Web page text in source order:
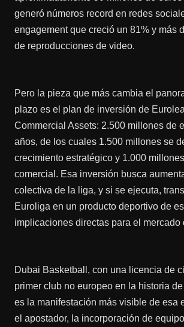
generó números record en redes
engagement que creció un 81% y más
de reproducciones de video.
Pero la pieza que más cambia el
plazo es el plan de inversión de
Commercial Assets: 2.500 millones de
años, de los cuales 1.500 millones se
crecimiento estratégico y 1.000
comercial. Esa inversión busca
colectiva de la liga, y si se ejecuta,
Euroliga en un producto deportivo de
implicaciones directas para el mercado
Dubai Basketball, con una licencia de
primer club no europeo en la historia
es la manifestación más visible de esa
el apostador, la incorporación de